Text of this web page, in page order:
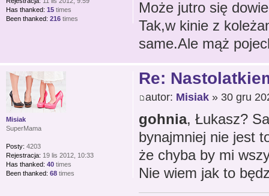
Może jutro się
Tak,w kinie z
same.Ale mąż
Has thanked: 15 times
Been thanked: 216 times
Re:
autor: Misiak» 30 gru
gohnia, Łukasz?
bynajmniej nie jest
że chyba by mi
Nie wiem jak to
Misiak
SuperMama
Posty: 4203
Rejestracja: 19 lis 2012, 10:33
Has thanked: 40 times
Been thanked: 68 times